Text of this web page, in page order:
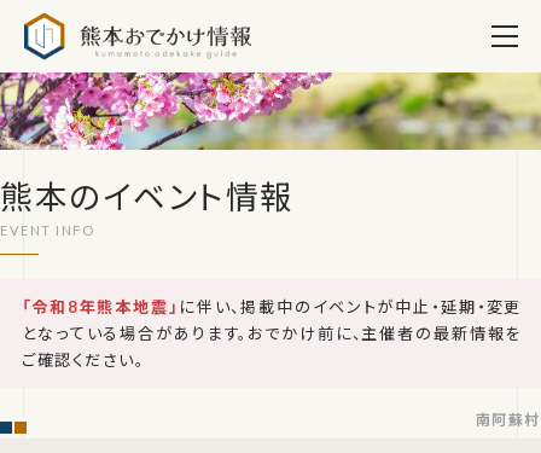
熊本のイベント情報
「令和8年熊本地震」 に伴い、掲載中のイベントが中止・延期・変更
となっている場合があります。おでかけ前に、主催者の最新情報を
ご確認ください。
南阿蘇村